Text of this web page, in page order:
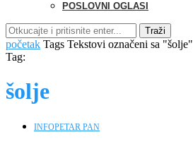
POSLOVNI OGLASI
Traži
početak Tags Tekstovi označeni sa "šolje"
Tag:
šolje
INFOPETAR PAN